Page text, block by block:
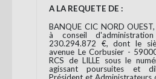
A LA REQUETE DE :
BANQUE CIC NORD
à conseil
230.294.872 €, dont le
avenue Le Corbusier -
RCS de LILLE sous le
agissant poursuites et
Président et Administrateurs